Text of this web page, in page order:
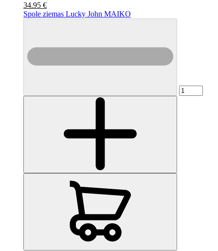
34.95 €
Spole ziemas Lucky John MAIKO